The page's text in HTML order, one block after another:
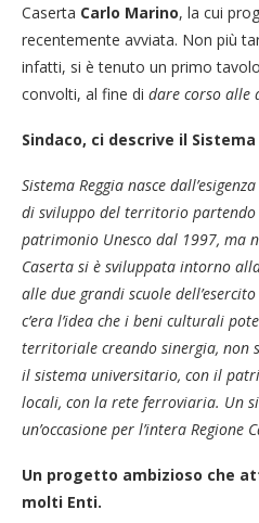
Caserta Carlo Marino, la cui
recentemente avviata. Non più
infatti, si è tenuto un primo
convolti, al fine di dare corso alle
Sindaco, ci descrive il Sistema
Sistema Reggia nasce
di sviluppo del territorio partendo
patrimonio Unesco dal 1997, ma
Caserta si è sviluppata intorno
alle due grandi scuole
c’era l’idea che i beni culturali
territoriale creando sinergia, non
il sistema universitario, con il
locali, con la rete ferroviaria. Un
un’occasione per l’intera Regione
Un progetto ambizioso che
molti Enti.